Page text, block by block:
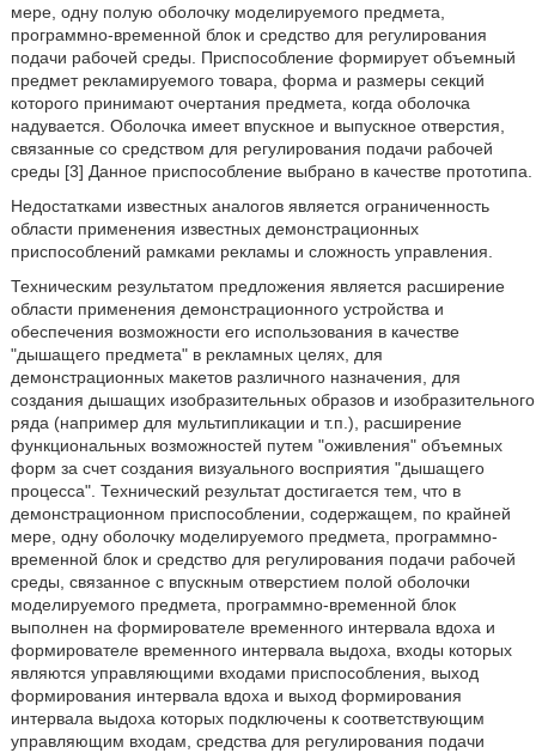
мере, одну полую оболочку моделируемого предмета,
программно-временной блок и средство для регулирования
подачи рабочей среды. Приспособление формирует объемный
предмет рекламируемого товара, форма и размеры секций
которого принимают очертания предмета, когда оболочка
надувается. Оболочка имеет впускное и выпускное отверстия,
связанные со средством для регулирования подачи рабочей
среды [3] Данное приспособление выбрано в качестве прототипа.
Недостатками известных аналогов является ограниченность
области применения известных демонстрационных
приспособлений рамками рекламы и сложность управления.
Техническим результатом предложения является расширение
области применения демонстрационного устройства и
обеспечения возможности его использования в качестве
"дышащего предмета" в рекламных целях, для
демонстрационных макетов различного назначения, для
создания дышащих изобразительных образов и изобразительного
ряда (например для мультипликации и т.п.), расширение
функциональных возможностей путем "оживления" объемных
форм за счет создания визуального восприятия "дышащего
процесса". Технический результат достигается тем, что в
демонстрационном приспособлении, содержащем, по крайней
мере, одну оболочку моделируемого предмета, программно-
временной блок и средство для регулирования подачи рабочей
среды, связанное с впускным отверстием полой оболочки
моделируемого предмета, программно-временной блок
выполнен на формирователе временного интервала вдоха и
формирователе временного интервала выдоха, входы которых
являются управляющими входами приспособления, выход
формирования интервала вдоха и выход формирования
интервала выдоха которых подключены к соответствующим
управляющим входам, средства для регулирования подачи